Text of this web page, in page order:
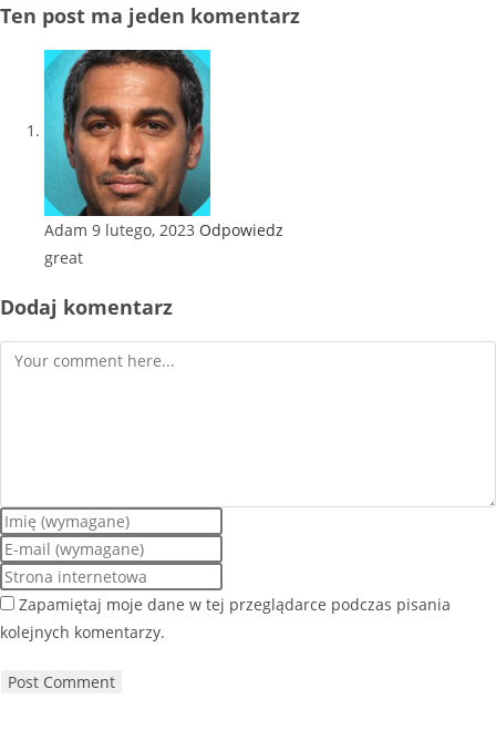
Ten post ma jeden komentarz
Adam 9 lutego, 2023 Odpowiedz
great
Dodaj komentarz
Zapamiętaj moje dane w tej przeglądarce podczas pisania
kolejnych komentarzy.